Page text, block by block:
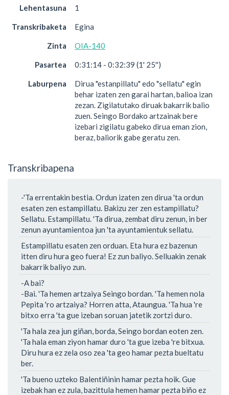
Lehentasuna 1
Transkribaketa Egina
Zinta OIA-140
Pasartea 0:31:14 - 0:32:39 (1' 25'')
Laburpena
Dirua "estanpillatu" edo "sellatu" egin
behar izaten zen garai hartan, balioa izan
zezan. Zigilatutako diruak bakarrik balio
zuen. Seingo Bordako artzainak bere
izebari zigilatu gabeko dirua eman zion,
beraz, baliorik gabe geratu zen.
Transkribapena
-'Ta errentakin bestia. Ordun izaten zen dirua 'ta ordun
esaten zen estampillatu. Bakizu zer zen estampillatu?
Sellatu. Estampillatu. 'Ta dirua, zembat diru zenun, in ber
zenun ayuntamientoa jun 'ta ayuntamientuk sellatu.
Estampillatu esaten zen orduan. Eta hura ez bazenun
itten diru hura geo fuera! Ez zun baliyo. Selluakin zenak
bakarrik baliyo zun.
-A bai?
-Bai. 'Ta hemen artzaiya Seingo bordan. 'Ta hemen nola
Pepita 'ro artzaiya? Horren atta, Ataungua. 'Ta hua 're
bitxo erra 'ta gue izeban soruan jatetik zortzi duro.
'Ta hala zea jun giñan, borda, Seingo bordan eoten zen.
'Ta hala eman ziyon hamar duro 'ta gue izeba 're bitxua.
Diru hura ez zela oso zea 'ta geo hamar pezta bueltatu
ber.
'Ta bueno uzteko Balentiñinin hamar pezta hoik. Gue
izebak han ez zula, bazittula hemen hamar pezta biño ez